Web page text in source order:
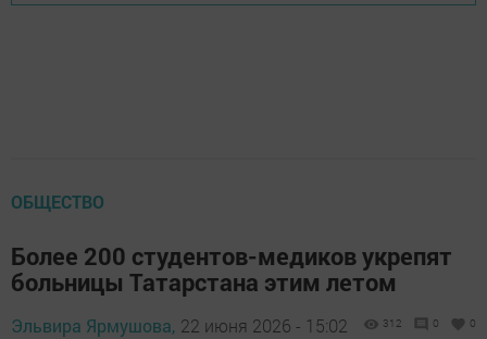
ОБЩЕСТВО
Более 200 студентов-медиков укрепят
больницы Татарстана этим летом
Эльвира Ярмушова, 22 июня 2026 - 15:02 312 0 0